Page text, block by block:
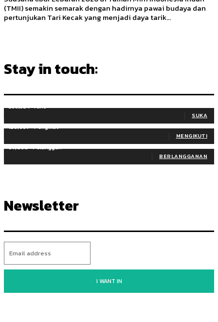
(TMII) semakin semarak dengan hadirnya pawai budaya dan
pertunjukan Tari Kecak yang menjadi daya tarik...
Stay in touch:
255,324 Fans
SUKA
128,657 Pengikut
MENGIKUTI
97,058 Pelanggan
BERLANGGANAN
Newsletter
I WANT IN